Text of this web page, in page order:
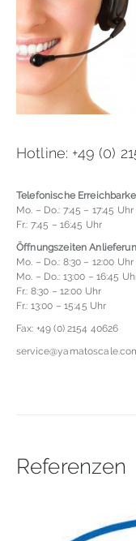
Hotline: +49 (0)
Telefonische
Mo. – Do.: 7:45 – 17:45 Uhr
Fr.: 7:45 – 16:45 Uhr
Öffnungszeiten
Mo. – Do.: 8:30 – 12:00 Uhr
Mo. – Do.: 13:00 – 16:45
Fr.: 8:30 – 12:00 Uhr
Fr.: 13:00 – 15:45 Uhr
Fax: +49 (0) 2154 40626
Referenzen